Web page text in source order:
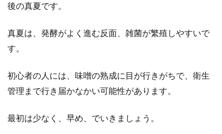
いま...
土鍋と炊飯器とでは、どちらが光熱
後の真夏です。
真夏は、発酵がよく進む反面、雑菌が繁殖しやすいで
す。
初心者の人には、味噌の熟成に目が行きがちで、衛生
管理まで行き届かなかい可能性があります。
最初は少なく、早め、でいきましょう。